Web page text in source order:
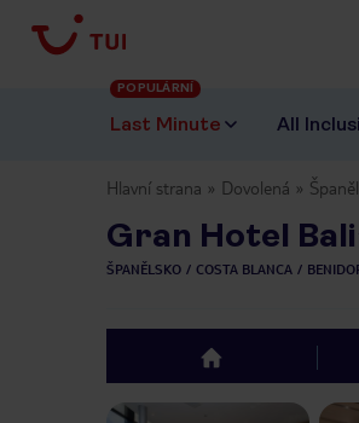
Last Minute
POPULÁRNÍ
All
Hlavní strana Dovolená
Gran Hotel Bali
ŠPANĚLSKO COSTA BLANCA
top